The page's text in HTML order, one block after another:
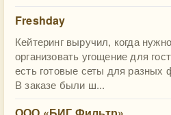
Freshday
Кейтеринг выручил, когда
организовать угощение для
есть готовые сеты для разных
В заказе были ш...